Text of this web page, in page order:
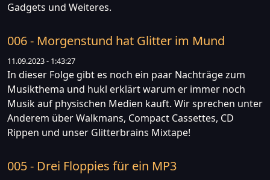
Gadgets und Weiteres.
006 - Morgenstund hat Glitter im Mund
11.09.2023 - 1:43:27
In dieser Folge gibt es noch ein paar Nachträge zum
Musikthema und hukl erklärt warum er immer noch
Musik auf physischen Medien kauft. Wir sprechen unter
Anderem über Walkmans, Compact Cassettes, CD
Rippen und unser Glitterbrains Mixtape!
005 - Drei Floppies für ein MP3